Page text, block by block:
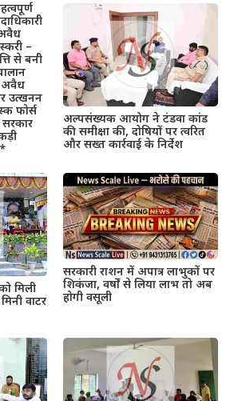
–
से बनी
अवैध
उत्खनन
फोर्स
अल्पसंख्यक आयोग ने टंडवा कांड
की समीक्षा की, दोषियों पर त्वरित
और सख्त कार्रवाई के निर्देश
मिली
वाटर
सरकारी राशन में अपात्र लाभुकों पर
शिकंजा, वर्षों से लिया लाभ तो अब
होगी वसूली